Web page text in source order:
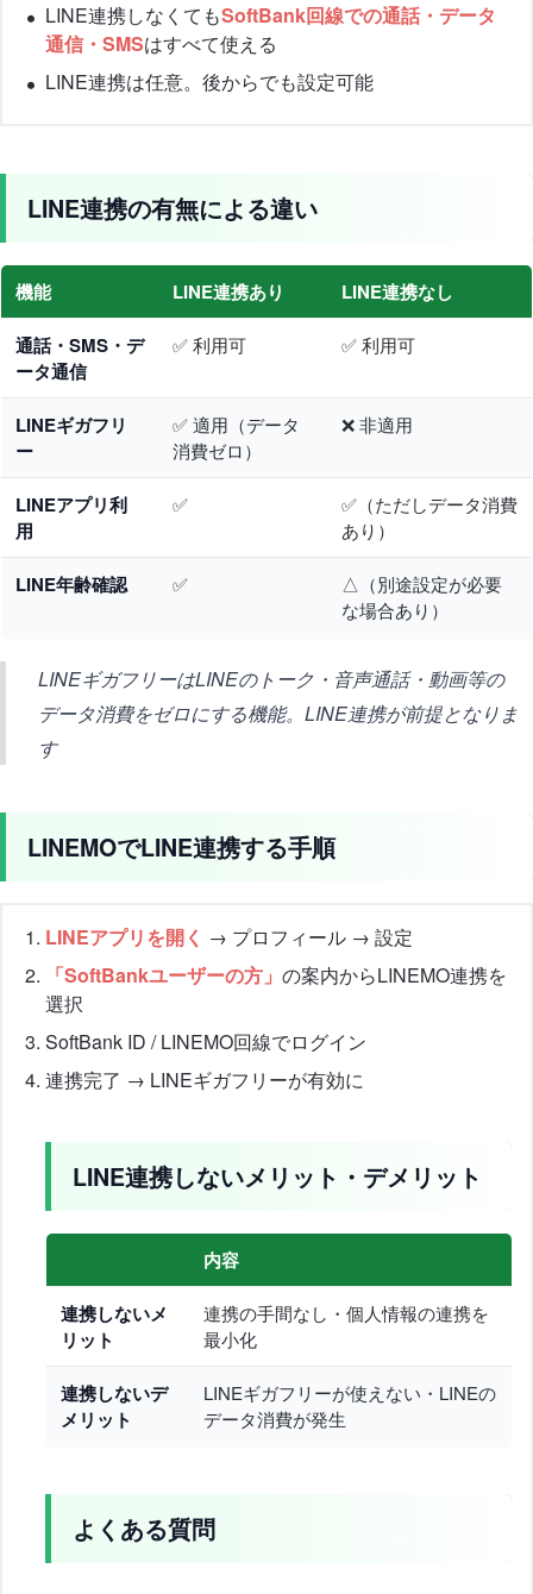
LINE連携しなくてもSoftBank回線での通話・データ
通信・SMSはすべて使える
LINE連携は任意。後からでも設定可能
LINE連携の有無による違い
機能 LINE連携あり LINE連携なし
通話・SMS・デ
ータ通信
✅ 利用可 ✅ 利用可
LINEギガフリ
ー
✅ 適用（データ
消費ゼロ）
❌ 非適用
LINEアプリ利
用
✅
✅（ただしデータ消費
あり）
LINE年齢確認 ✅
△（別途設定が必要
な場合あり）
LINEギガフリーはLINEのトーク・音声通話・動画等の
データ消費をゼロにする機能。LINE連携が前提となりま
す
LINEMOでLINE連携する手順
LINEアプリを開く → プロフィール → 設定
「SoftBankユーザーの方」 の案内からLINEMO連携を
選択
SoftBank ID / LINEMO回線でログイン
連携完了 → LINEギガフリーが有効に
LINE連携しないメリット・デメリット
内容
連携しないメ
リット
連携の手間なし・個人情報の連携を
最小化
連携しないデ
メリット
LINEギガフリーが使えない・LINEの
データ消費が発生
よくある質問